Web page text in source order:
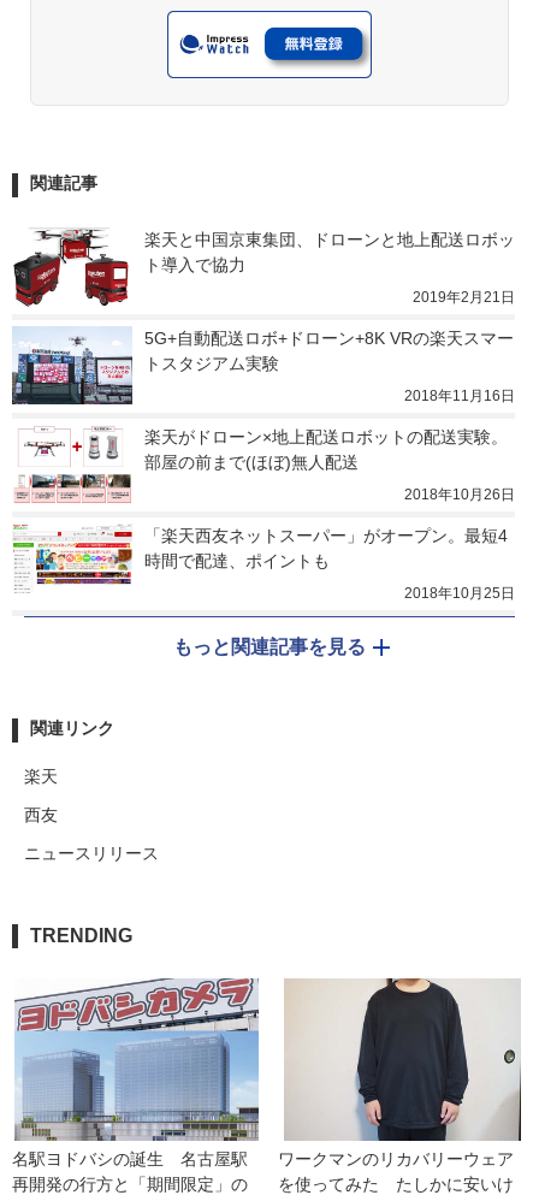
関連記事
楽天と中国京東集団、ドローンと地上配送ロボッ
ト導入で協力
2019年2月21日
5G+自動配送ロボ+ドローン+8K VRの楽天スマー
トスタジアム実験
2018年11月16日
楽天がドローン×地上配送ロボットの配送実験。
部屋の前まで(ほぼ)無人配送
2018年10月26日
「楽天西友ネットスーパー」がオープン。最短4
時間で配達、ポイントも
2018年10月25日
もっと関連記事を見る
関連リンク
楽天
西友
ニュースリリース
TRENDING
名駅ヨドバシの誕生　名古屋駅
再開発の行方と「期間限定」の
ワークマンのリカバリーウェア
を使ってみた　たしかに安いけ